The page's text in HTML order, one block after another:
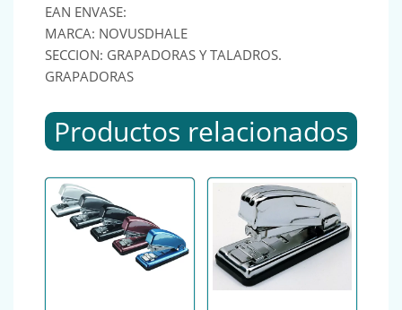
EAN ENVASE:
MARCA: NOVUSDHALE
SECCION: GRAPADORAS Y TALADROS.
GRAPADORAS
Productos relacionados